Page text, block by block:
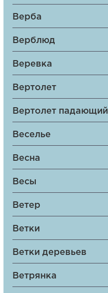
Верба
Верблюд
Веревка
Вертолет
Вертолет падающий
Веселье
Весна
Весы
Ветер
Ветки
Ветки деревьев
Ветрянка